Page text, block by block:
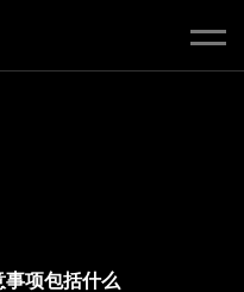
事项包括什么